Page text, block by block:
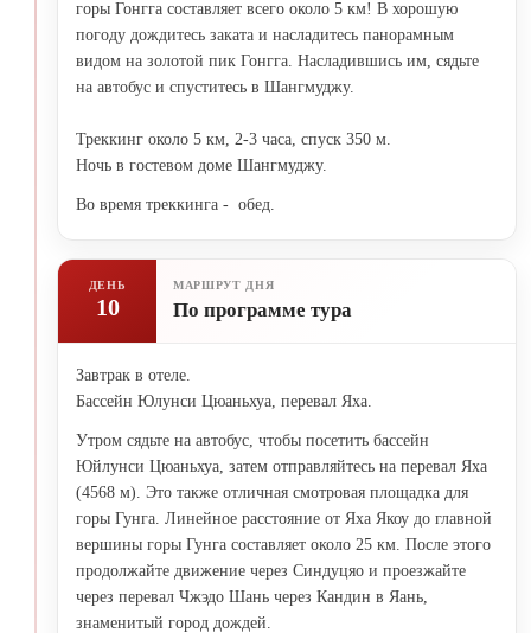
горы Гонгга составляет всего около 5 км! В хорошую
погоду дождитесь заката и насладитесь панорамным
видом на золотой пик Гонгга. Насладившись им, сядьте
на автобус и спуститесь в Шангмуджу.
Треккинг около 5 км, 2-3 часа, спуск 350 м.
Ночь в гостевом доме Шангмуджу.
Во время треккинга - обед.
ДЕНЬ
10
МАРШРУТ ДНЯ
По программе тура
Завтрак в отеле.
Бассейн Юлунси Цюаньхуа, перевал Яха.
Утром сядьте на автобус, чтобы посетить бассейн
Юйлунси Цюаньхуа, затем отправляйтесь на перевал Яха
(4568 м). Это также отличная смотровая площадка для
горы Гунга. Линейное расстояние от Яха Якоу до главной
вершины горы Гунга составляет около 25 км. После этого
продолжайте движение через Синдуцяо и проезжайте
через перевал Чжэдо Шань через Кандин в Яань,
знаменитый город дождей.